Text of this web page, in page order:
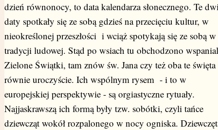
dzień równonocy, to data kalendarza słonecznego. Te
daty spotkały się ze sobą gdzieś na przecięciu kultur, w
nieokreślonej przeszłości i wciąż spotykają się ze sobą w
tradycji ludowej. Stąd po wsiach tu obchodzono
Zielone Świątki, tam znów św. Jana czy też oba te święta
równie uroczyście. Ich wspólnym rysem - i to w
europejskiej perspektywie - są orgiastyczne rytuały.
Najjaskrawszą ich formą były tzw. sobótki, czyli tańce
dziewcząt wokół rozpalonego w nocy ogniska.